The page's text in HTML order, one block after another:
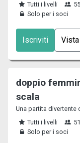
Tutti i livelli
Solo per i soci
Iscriviti Vista
doppio
scala
Una partita divertente
Tutti i livelli
Solo per i soci